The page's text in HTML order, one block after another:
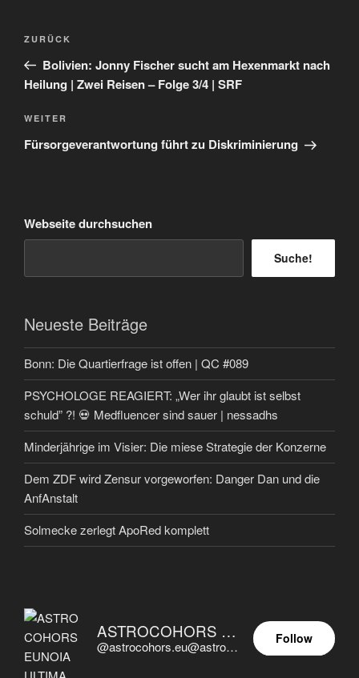
Beitragsnavigation
Vorheriger
Beitrag
ZURÜCK
Bolivien: Jonny Fischer sucht am Hexenmarkt nach
Heilung | Zwei Reisen – Folge 3/4 | SRF
Nächster
Beitrag
WEITER
Fürsorgeverantwortung führt zu Diskriminierung
Webseite durchsuchen
Suche!
Neueste Beiträge
Bonn: Die Quartierfrage ist offen | QC #089
PSYCHOLOGE REAGIERT: „Wer ihr glaubt ist selbst
schuld” ?! 💀 Medfluencer sind sauer | nessadhs
Minderjährige im Visier: Die miese Strategie der Konzerne
Dem ZDF wird Zensur vorgeworfen: Danger Dan und die
AnfAnstalt
Solmecke zerlegt ApoRed komplett
ASTROCOHORS EUNOIA ULTIMA
@astrocohors.eu@astrocohors.eu
Follow